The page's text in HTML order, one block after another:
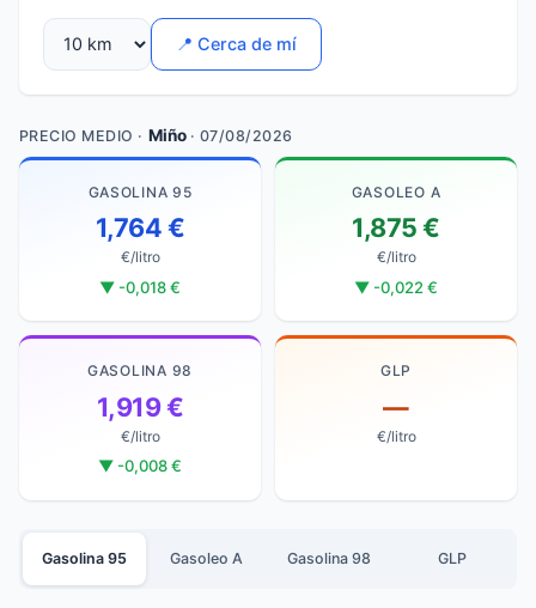
📍 Cerca de mí
PRECIO MEDIO · Miño· 07/08/2026
GASOLINA 95
1,764 €
€/litro
▼ -0,018 €
GASOLEO A
1,875 €
€/litro
▼ -0,022 €
GASOLINA 98
1,919 €
€/litro
▼ -0,008 €
GLP
—
€/litro
Gasolina 95 Gasoleo A Gasolina 98 GLP